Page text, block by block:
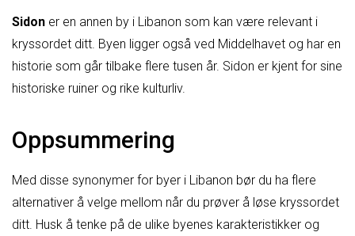
Sidon er en annen by i Libanon som kan være relevant i
kryssordet ditt. Byen ligger også ved Middelhavet og har en
historie som går tilbake flere tusen år. Sidon er kjent for sine
historiske ruiner og rike kulturliv.
Oppsummering
Med disse synonymer for byer i Libanon bør du ha flere
alternativer å velge mellom når du prøver å løse kryssordet
ditt. Husk å tenke på de ulike byenes karakteristikker og